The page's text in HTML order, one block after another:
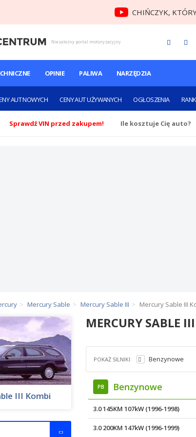
CHIŃCZYK,
Niezależny portal motoryzacyjny
AUT NOWYCH CENY AUT UŻYWANYCH OGŁOSZENIA
OPINIE PALIWA NARZĘDZIA
Sprawdź VIN przed zakupem! Ile kosztuje Cię auto?
Mercury Sable Mercury Sable III Mercury Sable III
MERCURY SABLE
POKAŻ SILNIKI: Benzynowe
PB Benzynowe
3.0 145KM 107kW (1996-1998)
3.0 200KM 147kW (1996-1999)
III Kombi